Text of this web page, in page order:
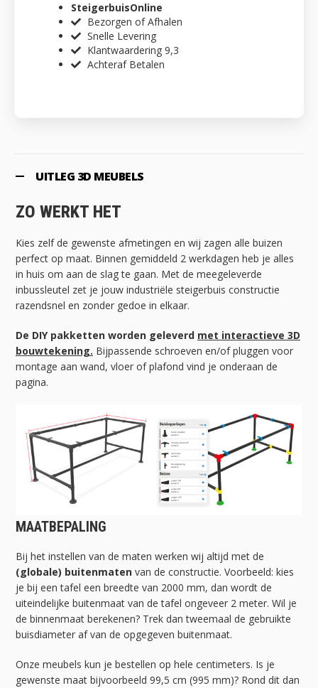
SteigerbuisOnline
Bezorgen of Afhalen
Snelle Levering
Klantwaardering 9,3
Achteraf Betalen
UITLEG 3D MEUBELS
ZO WERKT HET
Kies zelf de gewenste afmetingen en wij zagen alle buizen
perfect op maat. Binnen gemiddeld 2 werkdagen heb je alles
in huis om aan de slag te gaan. Met de meegeleverde
inbussleutel zet je jouw industriële steigerbuis constructie
razendsnel en zonder gedoe in elkaar.
De DIY pakketten worden geleverd met interactieve 3D
bouwtekening. Bijpassende schroeven en/of pluggen voor
montage aan wand, vloer of plafond vind je onderaan de
pagina.
MAATBEPALING
Bij het instellen van de maten werken wij altijd met de
(globale) buitenmaten van de constructie. Voorbeeld: kies
je bij een tafel een breedte van 2000 mm, dan wordt de
uiteindelijke buitenmaat van de tafel ongeveer 2 meter. Wil je
de binnenmaat berekenen? Trek dan tweemaal de gebruikte
buisdiameter af van de opgegeven buitenmaat.
Onze meubels kun je bestellen op hele centimeters. Is je
gewenste maat bijvoorbeeld 99,5 cm (995 mm)? Rond dit dan